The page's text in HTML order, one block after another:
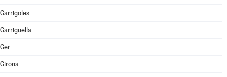
Garrigoles
Garriguella
Ger
Girona